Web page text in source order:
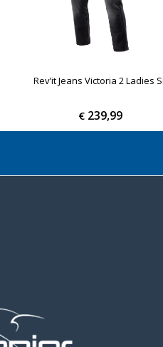
Rev’it Jeans Victoria 2 Ladies
€239,99